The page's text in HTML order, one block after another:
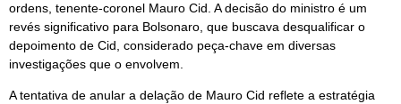
ordens, tenente-coronel Mauro Cid. A decisão do ministro é um
revés significativo para Bolsonaro, que buscava desqualificar o
depoimento de Cid, considerado peça-chave em diversas
investigações que o envolvem.
A tentativa de anular a delação de Mauro Cid reflete a estratégia